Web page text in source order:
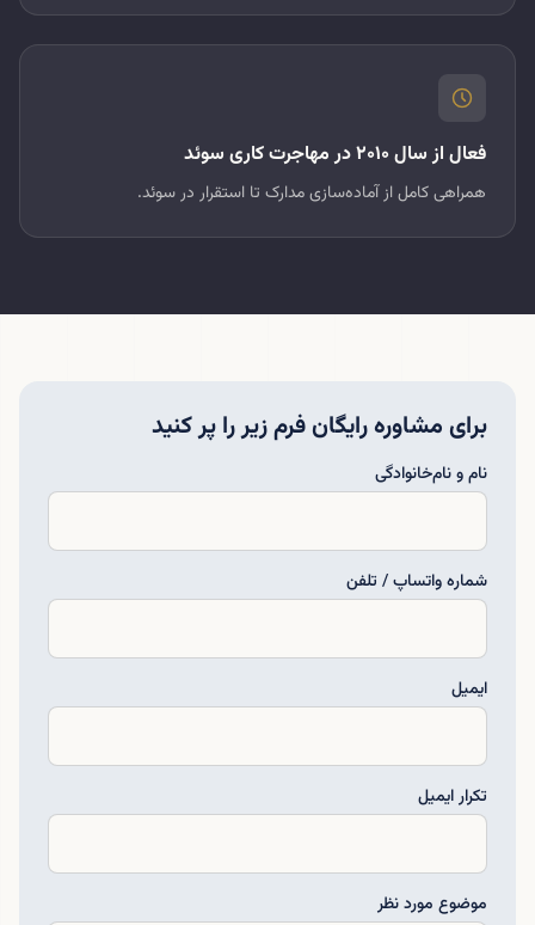
فعال از سال ۲۰۱۰ در مهاجرت کاری سوئد
همراهی کامل از آماده‌سازی مدارک تا استقرار در سوئد.
برای مشاوره رایگان فرم زیر را پر کنید
نام و نام‌خانوادگی
شماره واتساپ / تلفن
ایمیل
تکرار ایمیل
موضوع مورد نظر